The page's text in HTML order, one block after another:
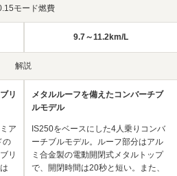
モード燃費
9.7～11.2km/L
解説
リ
ア
の
リ
メタルルーフを備えたコンバーチブ
ルモデル
IS250をベースにした4人乗りコンバ
ーチブルモデル。ルーフ部分はアル
ミ合金製の電動開閉式メタルトップ
で、開閉時間は20秒と短い。また、